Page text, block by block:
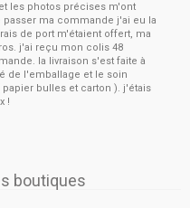
les photos précises m'ont
ma commande j'ai eu la
de port m'étaient offert, ma
j'ai reçu mon colis 48
la livraison s'est faite à
de l'emballage et le soin
bulles et carton ). j'étais
!
boutiques